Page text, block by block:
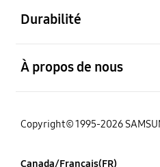
Durabilité
À propos de nous
Copyright© 1995-2026
Canada/Français(FR)